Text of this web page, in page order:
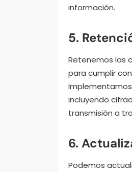
información.
5.
Retenemos las
para cumplir
incluyendo
transmisión a
6.
Podemos